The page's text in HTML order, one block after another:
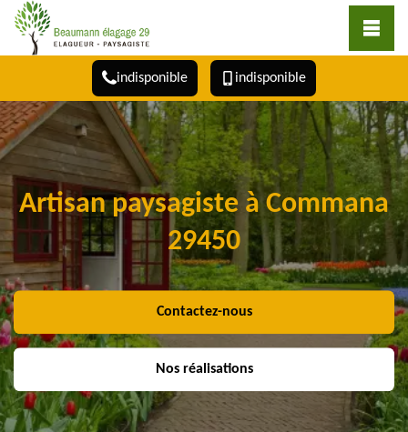
indisponible indisponible
Artisan paysagiste à Commana
29450
Contactez-nous
Nos réalisations